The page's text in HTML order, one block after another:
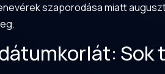
szaporodása miatt